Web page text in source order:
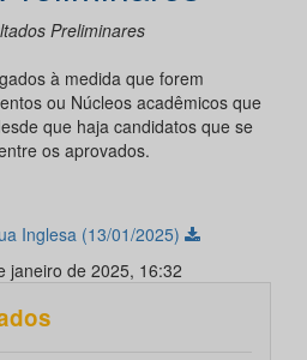
Preliminares
à medida que forem
ou Núcleos acadêmicos que
que haja candidatos que se
os aprovados.
Inglesa (13/01/2025)
janeiro de 2025, 16:32